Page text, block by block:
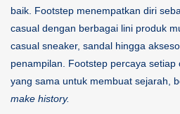
baik. Footstep menempatkan diri
casual dengan berbagai lini produk
casual sneaker, sandal hingga
penampilan. Footstep percaya
yang sama untuk membuat sejarah,
make history.